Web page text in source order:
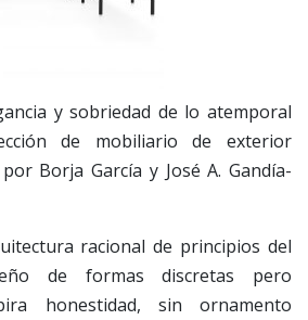
y sobriedad de lo atemporal
de mobiliario de exterior
Borja García y José A. Gandía-
racional de principios del
de formas discretas pero
honestidad, sin ornamento